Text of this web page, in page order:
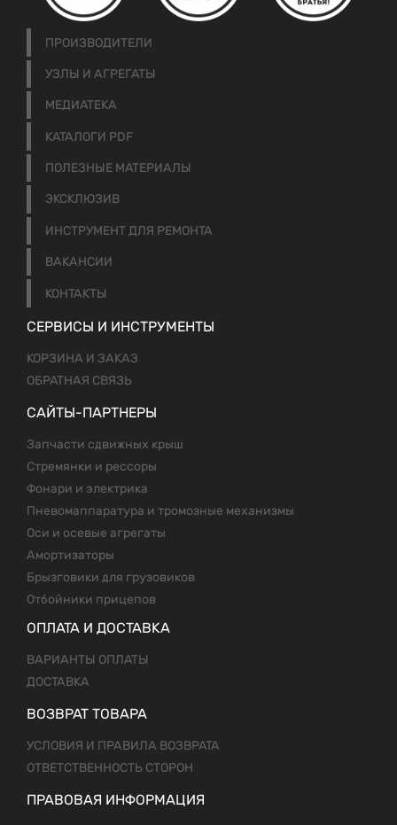
ПРОИЗВОДИТЕЛИ
УЗЛЫ И АГРЕГАТЫ
МЕДИАТЕКА
КАТАЛОГИ PDF
ПОЛЕЗНЫЕ МАТЕРИАЛЫ
ЭКСКЛЮЗИВ
ИНСТРУМЕНТ ДЛЯ РЕМОНТА
ВАКАНСИИ
КОНТАКТЫ
СЕРВИСЫ И ИНСТРУМЕНТЫ
КОРЗИНА И ЗАКАЗ
ОБРАТНАЯ СВЯЗЬ
САЙТЫ-ПАРТНЕРЫ
Запчасти сдвижных крыш
Стремянки и рессоры
Фонари и электрика
Пневомаппаратура и тромозные механизмы
Оси и осевые агрегаты
Амортизаторы
Брызговики для грузовиков
Отбойники прицепов
ОПЛАТА И ДОСТАВКА
ВАРИАНТЫ ОПЛАТЫ
ДОСТАВКА
ВОЗВРАТ ТОВАРА
УСЛОВИЯ И ПРАВИЛА ВОЗВРАТА
ОТВЕТСТВЕННОСТЬ СТОРОН
ПРАВОВАЯ ИНФОРМАЦИЯ